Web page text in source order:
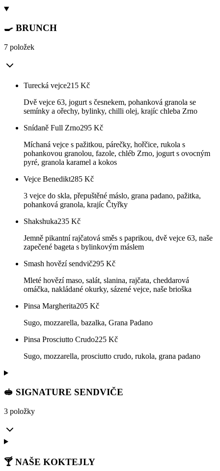
🍳 BRUNCH
7 položek
Turecká vejce215 Kč
Dvě vejce 63, jogurt s česnekem, pohanková granola se
semínky a ořechy, bylinky, chilli olej, krajíc chleba Zrno
Snídaně Full Zrno295 Kč
Míchaná vejce s pažitkou, párečky, hořčice, rukola s
pohankovou granolou, fazole, chléb Zrno, jogurt s ovocným
pyré, granola karamel a kokos
Vejce Benedikt285 Kč
3 vejce do skla, přepuštěné máslo, grana padano, pažitka,
pohanková granola, krajíc Čtyřky
Shakshuka235 Kč
Jemně pikantní rajčatová směs s paprikou, dvě vejce 63, naše
zapečené bageta s bylinkovým máslem
Smash hovězí sendvič295 Kč
Mleté hovězí maso, salát, slanina, rajčata, cheddarová
omáčka, nakládané okurky, sázené vejce, naše brioška
Pinsa Margherita205 Kč
Sugo, mozzarella, bazalka, Grana Padano
Pinsa Prosciutto Crudo225 Kč
Sugo, mozzarella, prosciutto crudo, rukola, grana padano
🥪 SIGNATURE SENDVIČE
3 položky
🍸 NAŠE KOKTEJLY